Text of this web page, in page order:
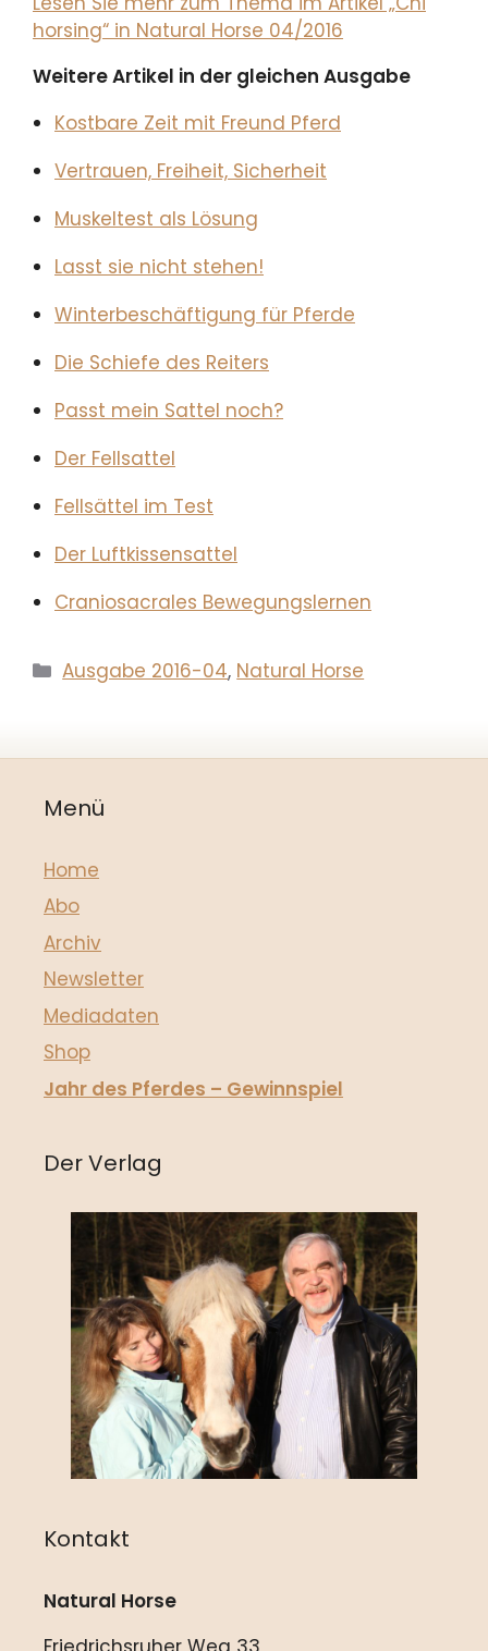
horsing“ in Natural Horse 04/2016
Weitere Artikel in der gleichen Ausgabe
Kostbare Zeit mit Freund Pferd
Vertrauen, Freiheit, Sicherheit
Muskeltest als Lösung
Lasst sie nicht stehen!
Winterbeschäftigung für Pferde
Die Schiefe des Reiters
Passt mein Sattel noch?
Der Fellsattel
Fellsättel im Test
Der Luftkissensattel
Craniosacrales Bewegungslernen
Kategorien
Ausgabe 2016-04, Natural Horse
Menü
Home
Abo
Archiv
Newsletter
Mediadaten
Shop
Jahr des Pferdes – Gewinnspiel
Der Verlag
Kontakt
Natural Horse